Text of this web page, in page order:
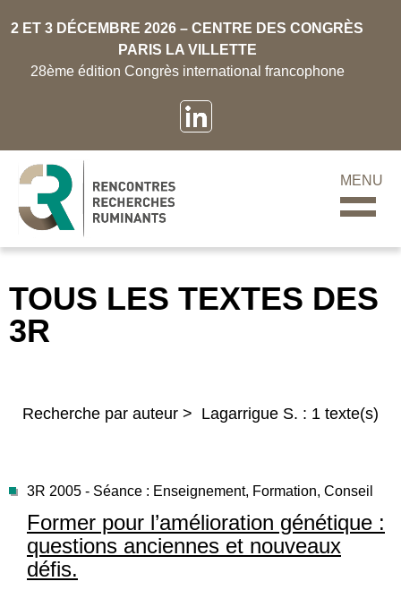
2 ET 3 DÉCEMBRE 2026 – CENTRE DES CONGRÈS
PARIS LA VILLETTE
28ème édition Congrès international francophone
MENU
TOUS LES TEXTES DES
3R
Recherche par auteur > Lagarrigue S. : 1 texte(s)
3R 2005 - Séance : Enseignement, Formation, Conseil
Former pour l’amélioration génétique :
questions anciennes et nouveaux
défis.